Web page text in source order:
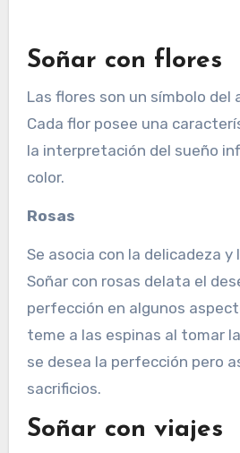
Soñar con flores
Las flores son un símbolo del
Cada flor posee una
la interpretación del sueño
color.
Rosas
Se asocia con la delicadeza y
Soñar con rosas delata el
perfección en algunos
teme a las espinas al tomar
se desea la perfección pero
sacrificios.
Soñar con viajes